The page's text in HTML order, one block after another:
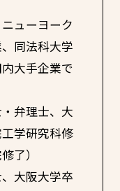
ューヨーク
同法科大学
大手企業で
弁理士、大
学研究科修
了）
大阪大学卒